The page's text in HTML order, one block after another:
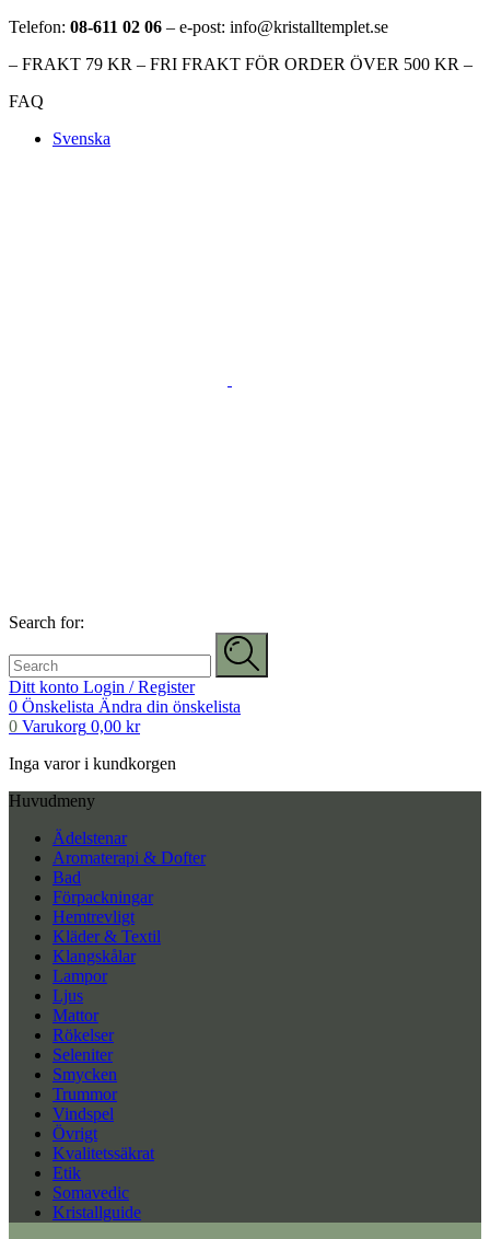
Telefon: 08-611 02 06 – e-post: info@kristalltemplet.se
– FRAKT 79 KR – FRI FRAKT FÖR ORDER ÖVER 500 KR –
FAQ
Svenska
Search for:
Ditt konto Login / Register
0 Önskelista Ändra din önskelista
0 Varukorg 0,00 kr
Inga varor i kundkorgen
Huvudmeny
Ädelstenar
Aromaterapi & Dofter
Bad
Förpackningar
Hemtrevligt
Kläder & Textil
Klangskålar
Lampor
Ljus
Mattor
Rökelser
Seleniter
Smycken
Trummor
Vindspel
Övrigt
Kvalitetssäkrat
Etik
Somavedic
Kristallguide